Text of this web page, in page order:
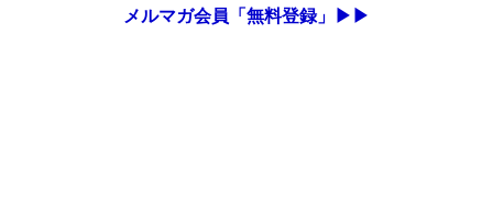
メルマガ会員「無料登録」▶▶